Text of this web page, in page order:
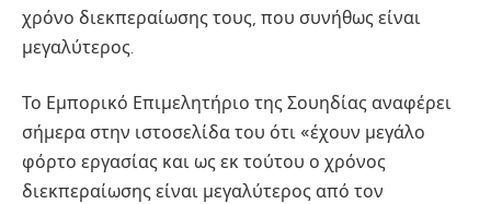
χρόνο διεκπεραίωσης τους, που συνήθως είναι
μεγαλύτερος.
Το Εμπορικό Επιμελητήριο της Σουηδίας αναφέρει
σήμερα στην ιστοσελίδα του ότι «έχουν μεγάλο
φόρτο εργασίας και ως εκ τούτου ο χρόνος
διεκπεραίωσης είναι μεγαλύτερος από τον